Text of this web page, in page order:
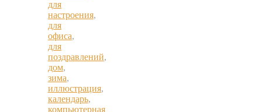
для
настроения,
для
офиса,
для
поздравлений,
дом,
зима,
иллюстрация,
календарь,
компьютерная